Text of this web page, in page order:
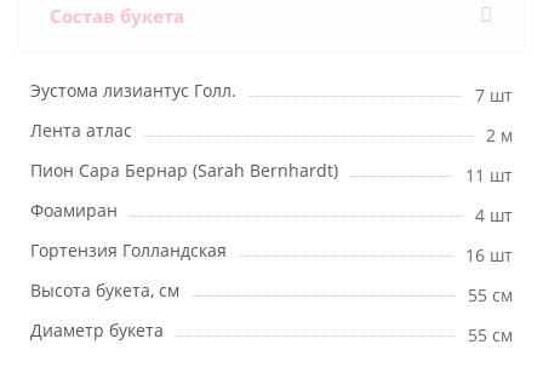
Состав букета
Эустома лизиантус Голл.
7 шт
Лента атлас
2 м
Пион Сара Бернар (Sarah Bernhardt)
11 шт
Фоамиран
4 шт
Гортензия Голландская
16 шт
Высота букета, см
55 см
Диаметр букета
55 см